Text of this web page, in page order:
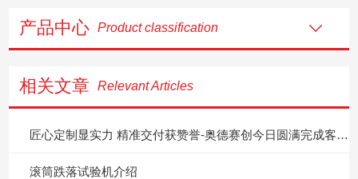
产品中心 Product classification
相关文章 Relevant Articles
匠心定制显实力 精准交付获赞誉-奥德赛创今日圆满完成客户专属定制产品
滚筒跌落试验机介绍